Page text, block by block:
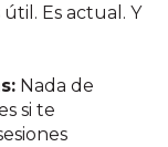
Es actual. Y
Nada de
si te